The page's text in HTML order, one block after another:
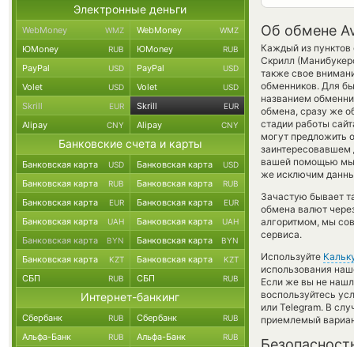
Об обмене
Каждый из пунктов
Скрилл
также свое
обменников. Для
названием
обмена, сразу же
стадии работы
могут предложить
заинтересовавшем
вашей помощью мы
же исключим
Зачастую бывает
обмена валют
алгоритмом, мы
сервиса.
Используйте
использования
Если же вы не
воспользуйтесь
или Telegram. В
приемлемый
Электронные деньги
WebMoney WMZ WebMoney WMZ
ЮMoney RUB ЮMoney RUB
PayPal USD PayPal USD
Volet USD Volet USD
Skrill EUR Skrill EUR
Alipay CNY Alipay CNY
Банковские счета и карты
Банковская карта USD Банковская карта USD
Банковская карта RUB Банковская карта RUB
Банковская карта EUR Банковская карта EUR
Банковская карта UAH Банковская карта UAH
Банковская карта BYN Банковская карта BYN
Банковская карта KZT Банковская карта KZT
СБП RUB СБП RUB
Интернет-банкинг
Сбербанк RUB Сбербанк RUB
Альфа-Банк RUB Альфа-Банк RUB